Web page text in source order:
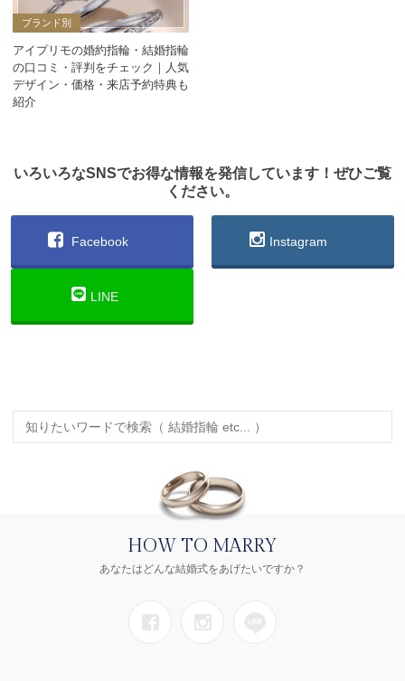
ブランド別
アイプリモの婚約指輪・結婚指輪
の口コミ・評判をチェック｜人気
デザイン・価格・来店予約特典も
紹介
いろいろなSNSでお得な情報を発信しています！ぜひご覧
ください。
Facebook Instagram
LINE
HOW TO MARRY
あなたはどんな結婚式をあげたいですか？